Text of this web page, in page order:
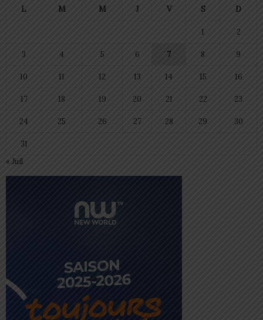
L M M J V S D
1 2
3 4 5 6 7 8 9
10 11 12 13 14 15 16
17 18 19 20 21 22 23
24 25 26 27 28 29 30
31
« Juil